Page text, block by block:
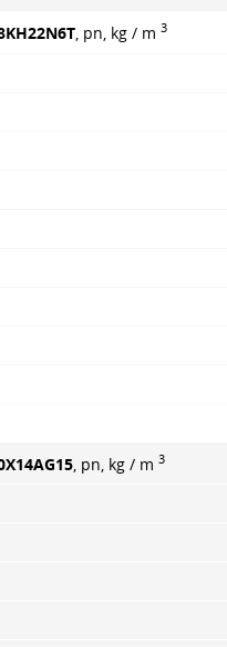
, pn, kg / m 3
, pn, kg / m 3